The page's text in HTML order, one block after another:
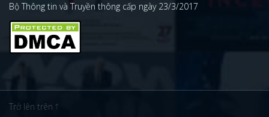
Bộ Thông tin và Truyền thông cấp ngày 23/3/2017
Trở lên trên